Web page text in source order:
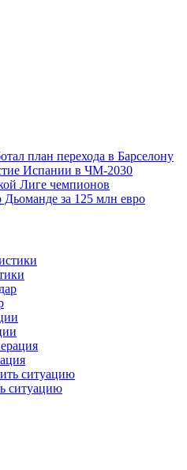
план перехода в Барселону
Испании в ЧМ-2030
Лиге чемпионов
Дьоманде за 125 млн евро
ситуацию